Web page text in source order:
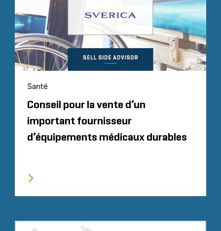
Santé
Conseil pour la vente d’un
important fournisseur
d’équipements médicaux durables